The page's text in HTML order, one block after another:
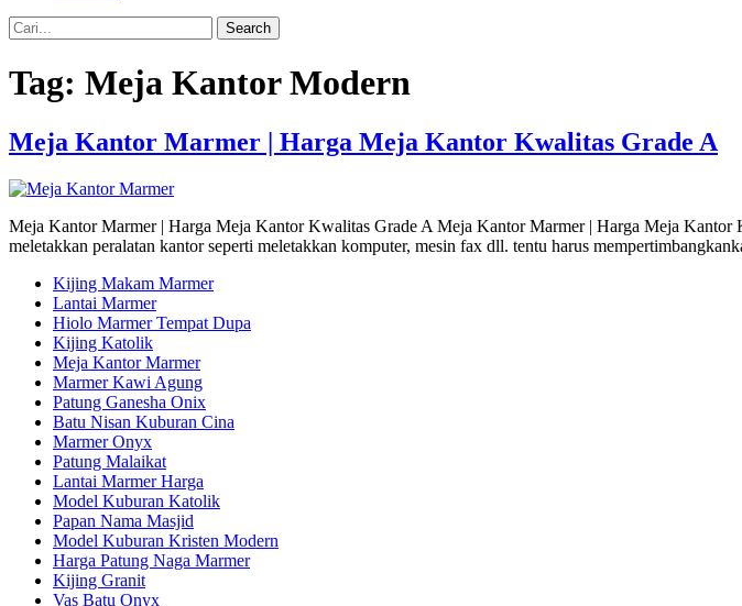
Search
Tag: Meja Kantor Modern
Meja Kantor Marmer | Harga Meja Kantor Kwalitas Grade A
Meja Kantor Marmer | Harga Meja Kantor Kwalitas Grade A Meja Kantor Marmer | Harga Meja
meletakkan peralatan kantor seperti meletakkan komputer, mesin fax dll. tentu harus
Kijing Makam Marmer
Lantai Marmer
Hiolo Marmer Tempat Dupa
Kijing Katolik
Meja Kantor Marmer
Marmer Kawi Agung
Patung Ganesha Onix
Batu Nisan Kuburan Cina
Marmer Onyx
Patung Malaikat
Lantai Marmer Harga
Model Kuburan Katolik
Papan Nama Masjid
Model Kuburan Kristen Modern
Harga Patung Naga Marmer
Kijing Granit
Vas Batu Onyx